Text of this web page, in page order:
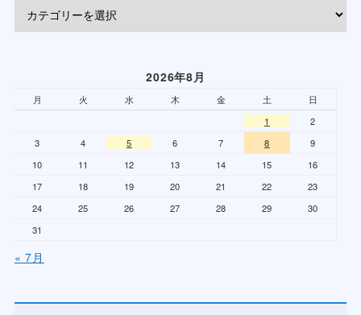
2026年8月
月 火 水 木 金 土
日
1
2
3
4 5 6 7 8
9
10
11 12 13 14 15
16
17
18 19 20 21 22
23
24
25 26 27 28 29
30
31
« 7月